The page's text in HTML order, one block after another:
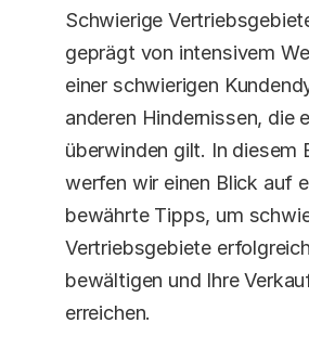
Schwierige
geprägt von intensivem
einer schwierigen
anderen Hindernissen, die
überwinden gilt. In diesem
werfen wir einen Blick auf
bewährte Tipps, um
Vertriebsgebiete
bewältigen und Ihre
erreichen.